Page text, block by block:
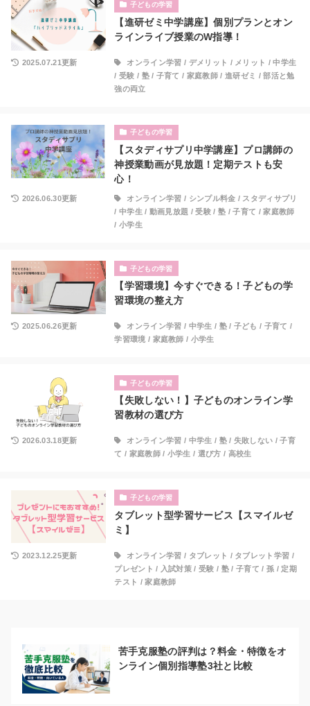
子どもの学習
【進研ゼミ中学講座】個別プランとオン
ラインライブ授業のW指導！
2025.07.21更新 オンライン学習 / デメリット / メリット /中学生
/ 受験 / 塾/ 子育て / 家庭教師 / 進研ゼミ /部活と勉
強の両立
子どもの学習
【スタディサプリ中学講座】プロ講師の
神授業動画が見放題！定期テストも安
心！
2026.06.30更新 オンライン学習 / シンプル料金 / スタディサプリ
/ 中学生 / 動画見放題 /受験 /塾 /子育て /家庭教師
/ 小学生
子どもの学習
【学習環境】今すぐできる！子どもの学
習環境の整え方
2025.06.26更新 オンライン学習 / 中学生 / 塾/ 子ども / 子育て /
学習環境 / 家庭教師 / 小学生
子どもの学習
【失敗しない！】子どものオンライン学
習教材の選び方
2026.03.18更新 オンライン学習 / 中学生 / 塾/ 失敗しない /子育
て / 家庭教師/ 小学生 / 選び方 / 高校生
子どもの学習
タブレット型学習サービス【スマイルゼ
ミ】
2023.12.25更新 オンライン学習 / タブレット / タブレット学習 /
プレゼント / 入試対策 /受験 / 塾 / 子育て / 孫 / 定期
テスト /家庭教師
苦手克服塾の評判は？料金・特徴をオ
ンライン個別指導塾3社と比較